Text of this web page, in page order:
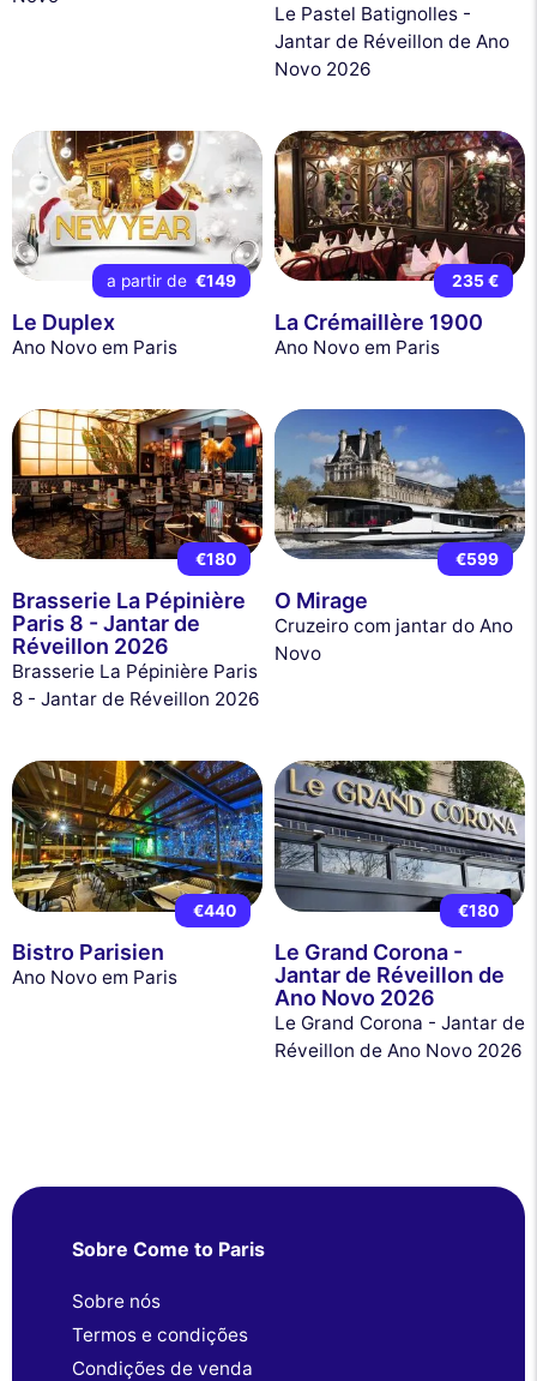
Le Pastel Batignolles -
Jantar de Réveillon de Ano
Novo 2026
a partir de €149
Le Duplex
Ano Novo em Paris
235 €
La Crémaillère 1900
Ano Novo em Paris
€180
Brasserie La Pépinière
Paris 8 - Jantar de
Réveillon 2026
Brasserie La Pépinière Paris
8 - Jantar de Réveillon 2026
€599
O Mirage
Cruzeiro com jantar do Ano
Novo
€440
Bistro Parisien
Ano Novo em Paris
€180
Le Grand Corona -
Jantar de Réveillon de
Ano Novo 2026
Le Grand Corona - Jantar de
Réveillon de Ano Novo 2026
Sobre Come to Paris
Sobre nós
Termos e condições
Condições de venda